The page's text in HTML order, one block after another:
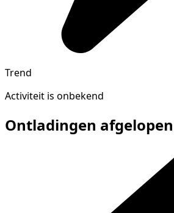
Trend
Activiteit is onbekend
Ontladingen